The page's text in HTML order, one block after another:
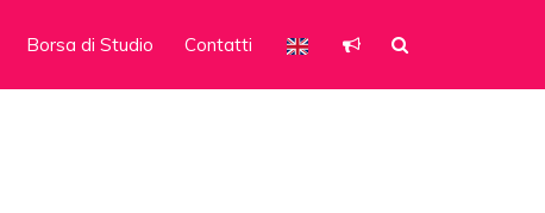
Borsa di Studio Contatti